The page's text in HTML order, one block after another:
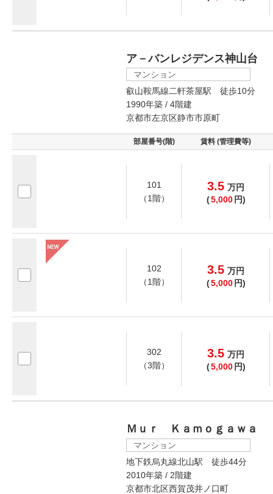
ア－バンレジデンス神山台
マンション
叡山鞍馬線二軒茶屋駅 徒歩10分
1990年築 / 4階建
京都市左京区静市市原町
部屋番号(階) 賃料 (管理費等)
101
（1階）
3.5 万円
(5,000 円)
102
（1階）
3.5 万円
(5,000 円)
302
（3階）
3.5 万円
(5,000 円)
Ｍｕｒ Ｋａｍｏｇａｗａ
マンション
地下鉄烏丸線北山駅 徒歩44分
2010年築 / 2階建
京都市北区西賀茂井ノ口町